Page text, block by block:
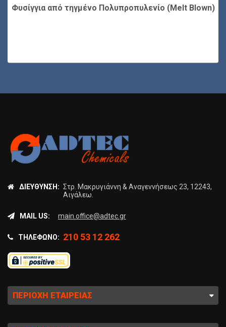
Φυσίγγια από τηγμένο Πολυπροπυλενίο (Melt Blown)
ΔΙΕΎΘΥΝΣΗ: Στρ. Μακρυγιάννη & Αναγεννήσεως 23, 12243,
Αιγάλεω.
MAIL US: main.office@adtec.gr
ΤΗΛΈΦΩΝΟ: 210 53 12 262
ΠΕΡΙΟΧΉ ΕΤΑΙΡΕΊΑΣ